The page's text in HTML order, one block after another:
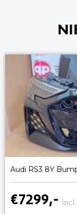
Audi RS3 8Y
€7299,- incl